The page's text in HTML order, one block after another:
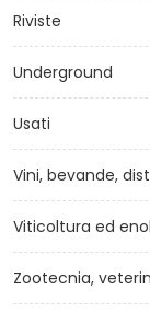
Riviste
Underground
Usati
Vini, bevande,
Viticoltura ed
Zootecnia,